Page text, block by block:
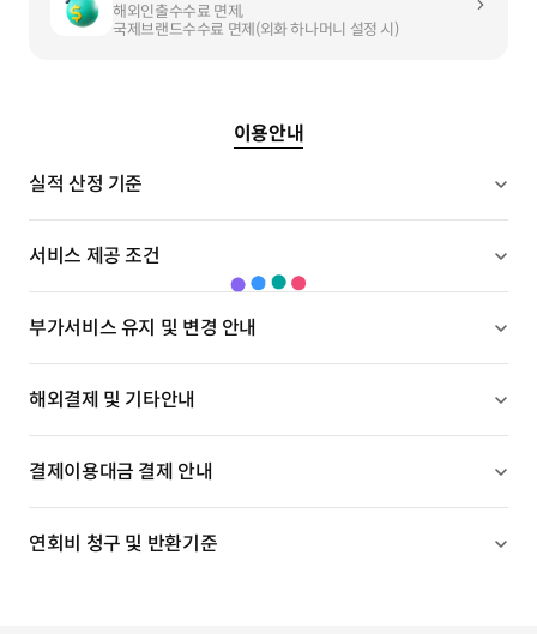
해외인출수수료 면제,
국제브랜드수수료 면제(외화 하나머니 설정 시)
이용안내
실적 산정 기준
서비스 제공 조건
부가서비스 유지 및 변경 안내
해외결제 및 기타안내
결제이용대금 결제 안내
연회비 청구 및 반환기준